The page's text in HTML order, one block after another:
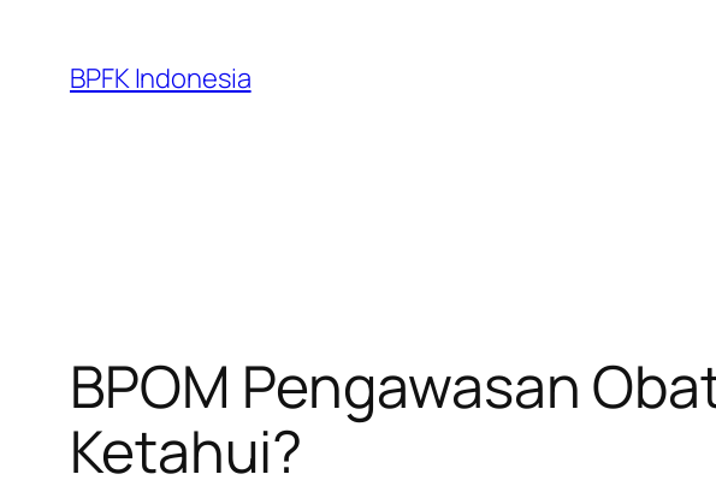
content
BPFK Indonesia
BPOM Pengawasan
Ketahui?